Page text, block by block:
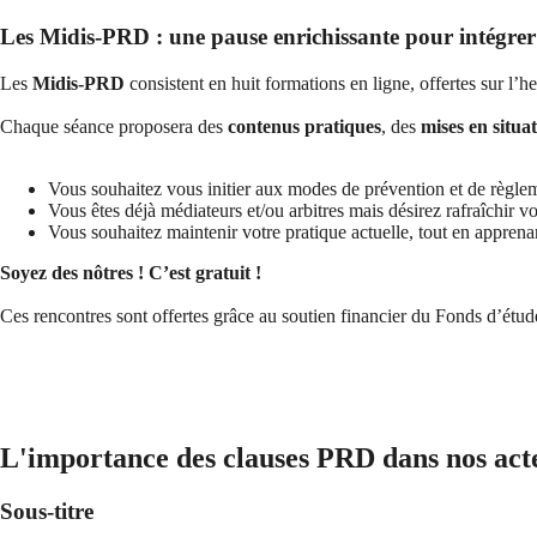
Les Midis-PRD : une pause enrichissante pour
Les Midis-PRD consistent en huit formations en ligne, offertes sur
Chaque séance proposera des contenus pratiques, des mises en
Vous souhaitez vous initier aux modes de prévention et de
Vous êtes déjà médiateurs et/ou arbitres mais désirez rafraîchir
Vous souhaitez maintenir votre pratique actuelle, tout en
Soyez des nôtres ! C’est gratuit !
Ces rencontres sont offertes grâce au soutien financier du Fonds
L'importance des clauses PRD dans nos
Sous-titre